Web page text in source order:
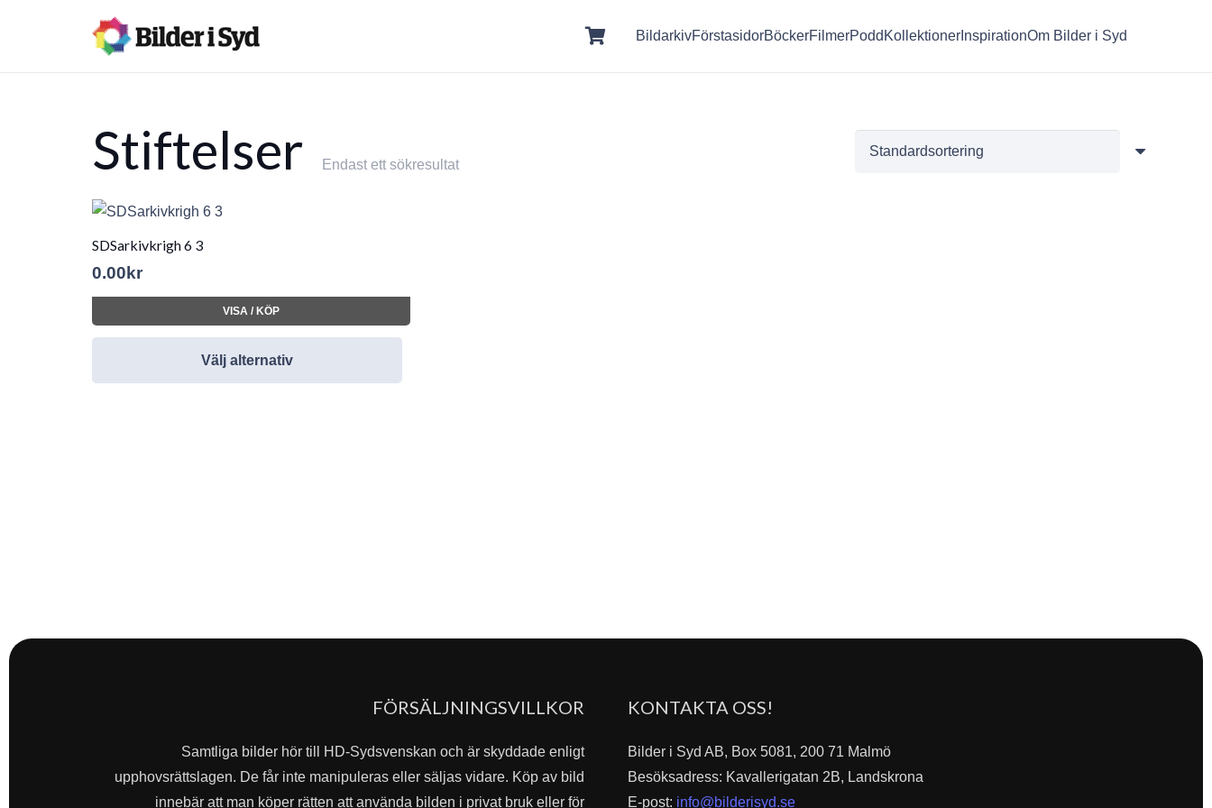
BildarkivFörstasidorBöckerFilmerPodd Kollektioner InspirationOm Bilder i Syd
Stiftelser Endast ett sökresultat
SDSarkivkrigh 6 3
0.00 kr
VISA / KÖP
Välj alternativ
FÖRSÄLJNINGSVILLKOR
Samtliga bilder hör till HD-Sydsvenskan och är skyddade enligt
upphovsrättslagen. De får inte manipuleras eller säljas vidare. Köp av bild
innebär att man köper rätten att använda bilden i privat bruk eller för
KONTAKTA OSS!
Bilder i Syd AB, Box 5081, 200 71 Malmö
Besöksadress: Kavallerigatan 2B, Landskrona
E-post: info@bilderisyd.se